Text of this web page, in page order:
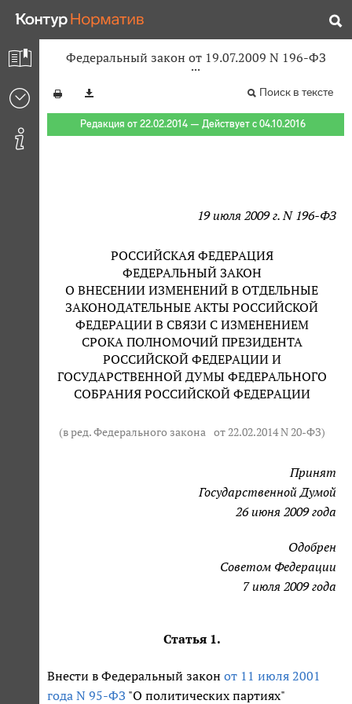
Федеральный закон от 19.07.2009 N 196-ФЗ
Поиск в тексте
Редакция от 22.02.2014 — Действует с 04.10.2016
19 июля 2009 г. N 196-ФЗ
РОССИЙСКАЯ ФЕДЕРАЦИЯ
ФЕДЕРАЛЬНЫЙ ЗАКОН
О ВНЕСЕНИИ ИЗМЕНЕНИЙ В ОТДЕЛЬНЫЕ
ЗАКОНОДАТЕЛЬНЫЕ АКТЫ РОССИЙСКОЙ
ФЕДЕРАЦИИ В СВЯЗИ С ИЗМЕНЕНИЕМ
СРОКА ПОЛНОМОЧИЙ ПРЕЗИДЕНТА
РОССИЙСКОЙ ФЕДЕРАЦИИ И
ГОСУДАРСТВЕННОЙ ДУМЫ ФЕДЕРАЛЬНОГО
СОБРАНИЯ РОССИЙСКОЙ ФЕДЕРАЦИИ
(в ред. Федерального закона от 22.02.2014 N 20-ФЗ)
Принят
Государственной Думой
26 июня 2009 года
Одобрен
Советом Федерации
7 июля 2009 года
Статья 1.
Внести в Федеральный закон от 11 июля 2001
года N 95-ФЗ "О политических партиях"